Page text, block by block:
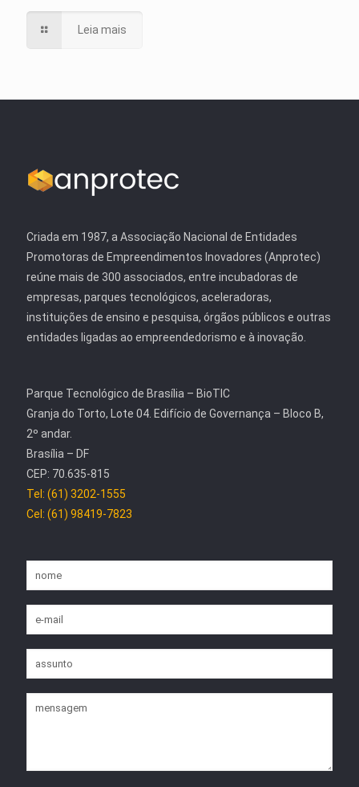
Leia mais
Criada em 1987, a Associação Nacional de Entidades
Promotoras de Empreendimentos Inovadores (Anprotec)
reúne mais de 300 associados, entre incubadoras de
empresas, parques tecnológicos, aceleradoras,
instituições de ensino e pesquisa, órgãos públicos e outras
entidades ligadas ao empreendedorismo e à inovação.
Parque Tecnológico de Brasília – BioTIC
Granja do Torto, Lote 04. Edifício de Governança – Bloco B,
2º andar.
Brasília – DF
CEP: 70.635-815
Tel: (61) 3202-1555
Cel: (61) 98419-7823